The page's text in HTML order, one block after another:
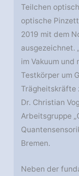
Teilchen
optische
2019 mit dem
ausgezeichnet.
im Vakuum und
Testkörper um
Trägheitskräfte
Dr. Christian
Arbeitsgruppe
Bremen.
Neben der